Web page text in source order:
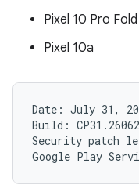
Pixel 10 Pro Fold
Pixel 10a
Date: July 31,
Build:
Security patch